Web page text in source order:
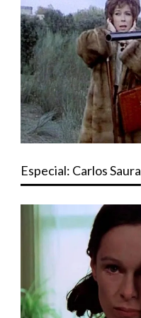
Especial: Carlos Saura